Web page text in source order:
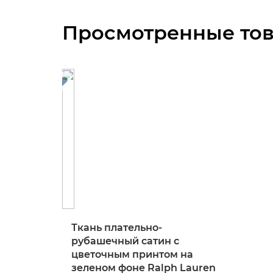
Просмотренные
Ткань плательно-
рубашечный сатин с
цветочным принтом на
зеленом фоне Ralph Lauren